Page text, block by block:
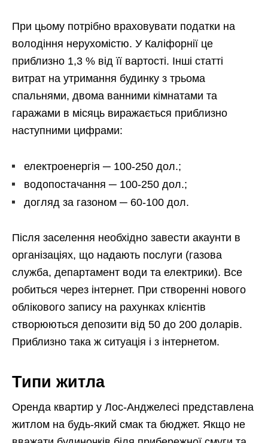
При цьому потрібно враховувати податки на
володіння нерухомістю. У Каліфорнії це
приблизно 1,3 % від її вартості. Інші статті
витрат на утримання будинку з трьома
спальнями, двома ванними кімнатами та
гаражами в місяць виражається приблизно
наступними цифрами:
електроенергія ─ 100-250 дол.;
водопостачання ─ 100-250 дол.;
догляд за газоном ─ 60-100 дол.
Після заселення необхідно завести акаунти в
організаціях, що надають послуги (газова
служба, департамент води та електрики). Все
робиться через інтернет. При створенні нового
облікового запису на рахунках клієнтів
створюються депозити від 50 до 200 доларів.
Приблизно така ж ситуація і з інтернетом.
Типи житла
Оренда квартир у Лос-Анджелесі представлена
житлом на будь-який смак та бюджет. Якщо не